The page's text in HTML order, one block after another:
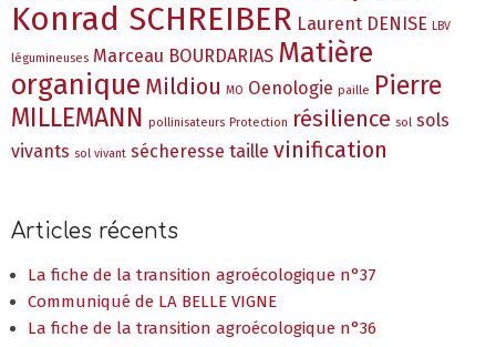
Konrad SCHREIBER Laurent DENISE LBV
légumineuses Marceau BOURDARIAS Matière
organique Mildiou MO Oenologie paille Pierre
MILLEMANN pollinisateurs Protection résilience sol sols
vivants sol vivant sécheresse taille vinification
Articles récents
La fiche de la transition agroécologique n°37
Communiqué de LA BELLE VIGNE
La fiche de la transition agroécologique n°36